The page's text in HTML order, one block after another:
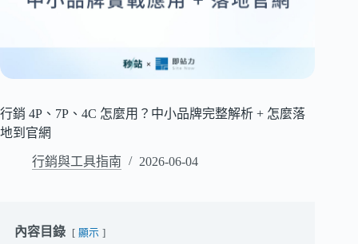
行銷 4P、7P、4C 怎麼用？中小品牌完整解析 + 怎麼落
地到官網
行銷與工具指南 2026-06-04
內容目錄 顯示